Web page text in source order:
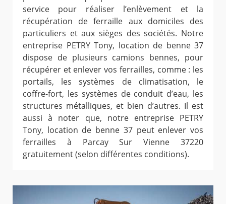
service pour réaliser l’enlèvement et la
récupération de ferraille aux domiciles des
particuliers et aux sièges des sociétés. Notre
entreprise PETRY Tony, location de benne 37
dispose de plusieurs camions bennes, pour
récupérer et enlever vos ferrailles, comme : les
portails, les systèmes de climatisation, le
coffre-fort, les systèmes de conduit d’eau, les
structures métalliques, et bien d’autres. Il est
aussi à noter que, notre entreprise PETRY
Tony, location de benne 37 peut enlever vos
ferrailles à Parcay Sur Vienne 37220
gratuitement (selon différentes conditions).